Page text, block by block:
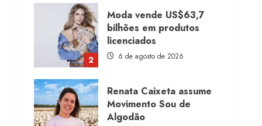
2
licenciados
6 de agosto de 2026
3
Algodão
5 de agosto de 2026